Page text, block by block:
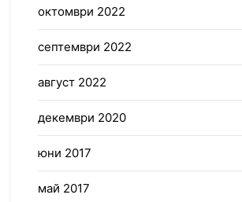
октомври 2022
септември 2022
август 2022
декември 2020
юни 2017
май 2017